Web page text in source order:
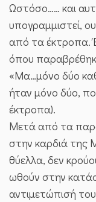
Ωστόσο…… και
υπογραμμιστεί,
από τα έκτροπα.
όπου
«Μα…μόνο δύο
ήταν μόνο δύο,
έκτροπα).
Μετά από τα
στην καρδιά της
θύελλα, δεν
ωθούν στην
αντιμετώπισή